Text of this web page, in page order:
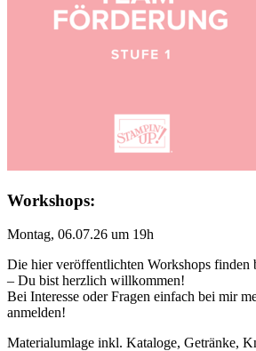
Workshops:
Montag, 06.07.26 um 19h
Die hier veröffentlichten Workshops finden
– Du bist herzlich willkommen!
Bei Interesse oder Fragen einfach bei mir
anmelden!
Materialumlage inkl. Kataloge, Getränke,